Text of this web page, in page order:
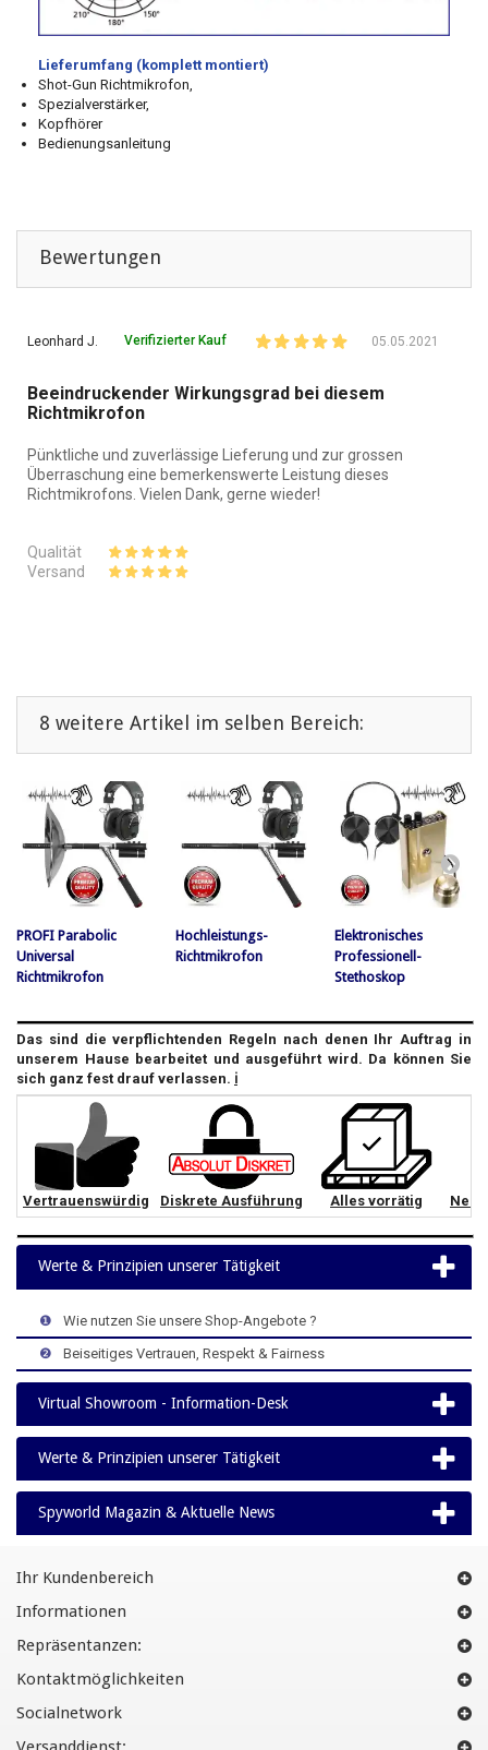
Lieferumfang (komplett montiert)
Shot-Gun Richtmikrofon,
Spezialverstärker,
Kopfhörer
Bedienungsanleitung
Bewertungen
Leonhard J. Verifizierter Kauf 05.05.2021
Beeindruckender Wirkungsgrad bei diesem
Richtmikrofon
Pünktliche und zuverlässige Lieferung und zur grossen
Überraschung eine bemerkenswerte Leistung dieses
Richtmikrofons. Vielen Dank, gerne wieder!
Qualität
Versand
8 weitere Artikel im selben Bereich:
PROFI Parabolic
Universal
Richtmikrofon
Hochleistungs-
Richtmikrofon
Elektronisches
Professionell-
Stethoskop
Das sind die verpflichtenden Regeln nach denen Ihr Auftrag in
unserem Hause bearbeitet und ausgeführt wird. Da können Sie
sich ganz fest drauf verlassen. ℹ️
Vertrauenswürdig Diskrete Ausführung Alles vorrätig
Werte & Prinzipien unserer Tätigkeit
❶
Wie nutzen Sie unsere Shop-Angebote ?
❷ Beiseitiges Vertrauen, Respekt & Fairness
Virtual Showroom - Information-Desk
Werte & Prinzipien unserer Tätigkeit
Spyworld Magazin & Aktuelle News
Ihr Kundenbereich
Informationen
Repräsentanzen:
Kontaktmöglichkeiten
Socialnetwork